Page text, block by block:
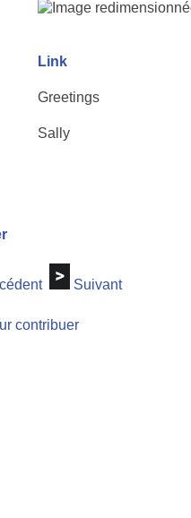
Link
Greetings
Sally
Suivant
contribuer